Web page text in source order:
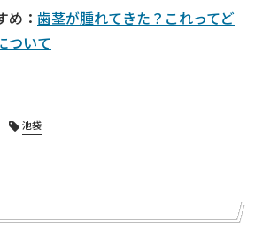
め： 歯茎が腫れてきた？これってど
ついて
池袋